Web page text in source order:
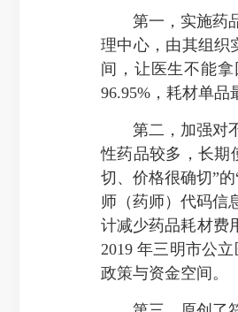
第一，实施药品
理中心，由其组织
间，让医生不能
96.95%，耗材单品
第二，加强对不
性药品较多，长期
切、价格很确切”
师（药师）代码信
计减少药品耗材费
2019 年三明市公
政策与资金空间。